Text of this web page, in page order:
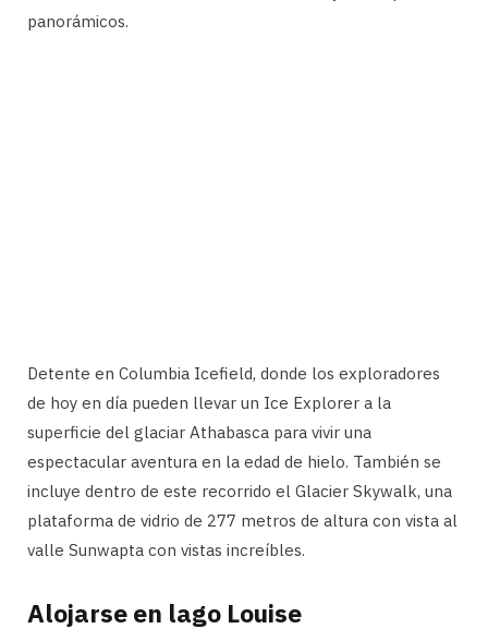
panorámicos.
Detente en Columbia Icefield, donde los exploradores
de hoy en día pueden llevar un Ice Explorer a la
superficie del glaciar Athabasca para vivir una
espectacular aventura en la edad de hielo. También se
incluye dentro de este recorrido el Glacier Skywalk, una
plataforma de vidrio de 277 metros de altura con vista al
valle Sunwapta con vistas increíbles.
Alojarse en lago Louise